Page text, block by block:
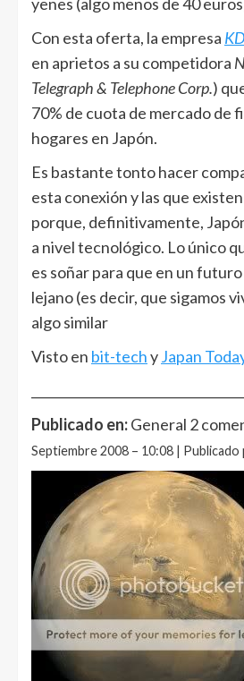
Con esta oferta, la empresa
en aprietos a su competidora
Telegraph & Telephone Corp.)
70% de cuota de mercado de
hogares en Japón.
Es bastante tonto hacer
esta conexión y las que
porque, definitivamente,
a nivel tecnológico. Lo único
es soñar para que en un
lejano (es decir, que sigamos
algo similar
Visto en bit-techyJapan
Publicado en:General 2
Septiembre 2008 – 10:08 | Publicado